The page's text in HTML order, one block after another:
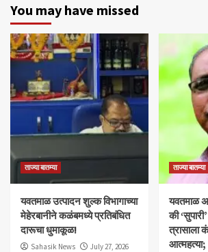
You may have missed
ताज्या बातम्या
यवतमाळ उत्पादन शुल्क विभागाच्या
मेहेरबानीने कळंबमध्ये प्रतिबंधित
दारूचा धुमाकूळ!
Sahasik News
July 27, 2026
ताज्या बातम्या
​यवतमाळ
की
त्रासाला
आत्महत्या;